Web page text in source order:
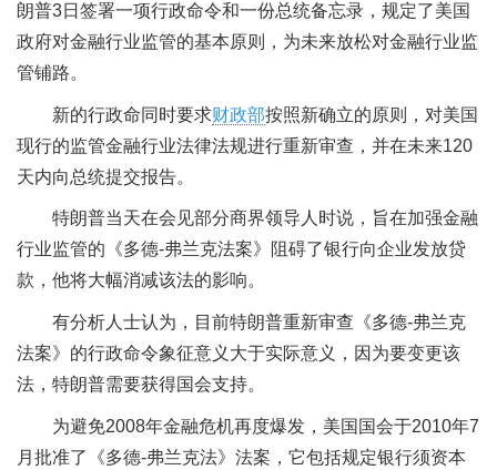
朗普3日签署一项行政命令和一份总统备忘录，规定了美国
政府对金融行业监管的基本原则，为未来放松对金融行业监
管铺路。
新的行政命同时要求财政部按照新确立的原则，对美国
现行的监管金融行业法律法规进行重新审查，并在未来120
天内向总统提交报告。
特朗普当天在会见部分商界领导人时说，旨在加强金融
行业监管的《多德-弗兰克法案》阻碍了银行向企业发放贷
款，他将大幅消减该法的影响。
有分析人士认为，目前特朗普重新审查《多德-弗兰克
法案》的行政命令象征意义大于实际意义，因为要变更该
法，特朗普需要获得国会支持。
为避免2008年金融危机再度爆发，美国国会于2010年7
月批准了《多德-弗兰克法》法案，它包括规定银行须资本